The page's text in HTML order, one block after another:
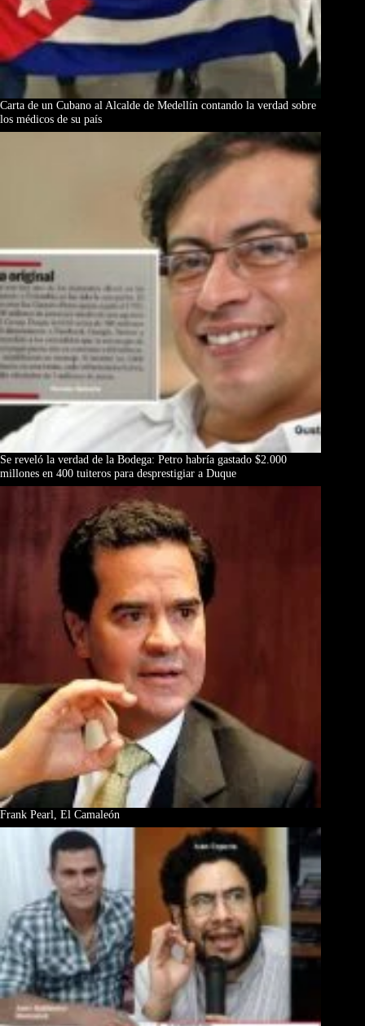
Carta de un Cubano al Alcalde de Medellín contando la verdad sobre
los médicos de su país
Se reveló la verdad de la Bodega: Petro habría gastado $2.000
millones en 400 tuiteros para desprestigiar a Duque
Frank Pearl, El Camaleón